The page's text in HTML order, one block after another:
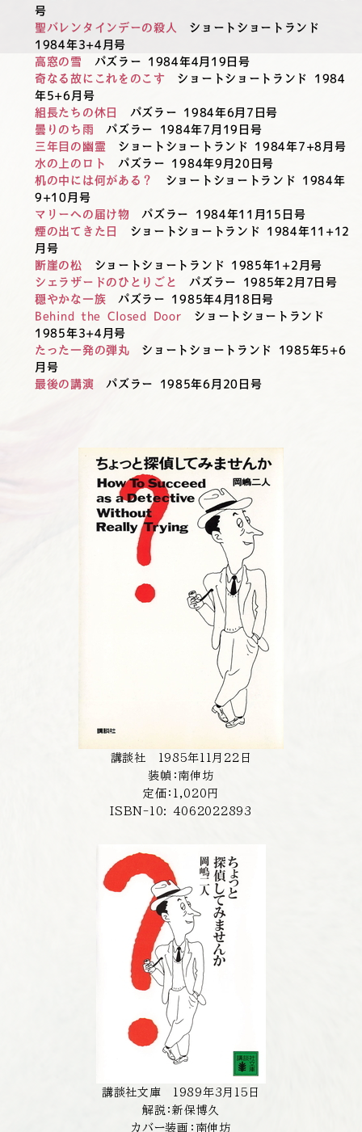
号
聖バレンタインデーの殺人
ショートショートランド
1984年3+4月号
高窓の雪
パズラー 1984年4月19日号
奇なる故にこれをのこす ショートショートランド 1984
年5+6月号
組長たちの休日
パズラー 1984年6月7日号
曇りのち雨
パズラー 1984年7月19日号
三年目の幽霊 ショートショートランド 1984年7+8月号
水の上のロト
パズラー 1984年9月20日号
机の中には何がある？
ショートショートランド 1984年
9+10月号
マリーへの届け物
パズラー 1984年11月15日号
煙の出てきた日
ショートショートランド 1984年11+12
月号
断崖の松 ショートショートランド 1985年1+2月号
シェラザードのひとりごと
パズラー 1985年2月7日号
穏やかな一族 パズラー 1985年4月18日号
Behind the Closed Door
ショートショートランド
1985年3+4月号
たった一発の弾丸 ショートショートランド 1985年5+6
月号
最後の講演 パズラー 1985年6月20日号
講談社 1985年11月22日
装幀：南伸坊
定価：1,020円
ISBN-10: 4062022893
講談社文庫 1989年3月15日
解説：新保博久
カバー装画：南伸坊